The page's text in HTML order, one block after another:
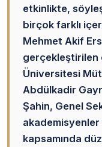
etkinlikte,
birçok farklı
Mehmet Akif
gerçekleştirilen
Üniversitesi
Abdülkadir
Şahin, Genel
akademisyenler
kapsamında